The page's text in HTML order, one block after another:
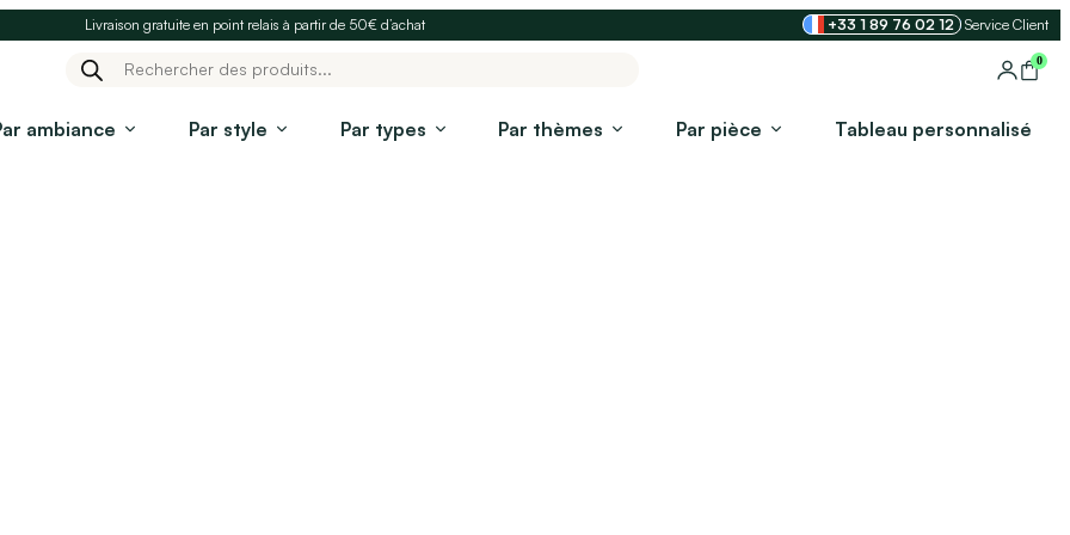
Livraison gratuite en point relais à partir de 50€ d’achat +33 1 89 76 02 12 Service Client
Recherche
produits
0
ambiance Par style Par types Par thèmes Par pièce Tableau personnalisé​